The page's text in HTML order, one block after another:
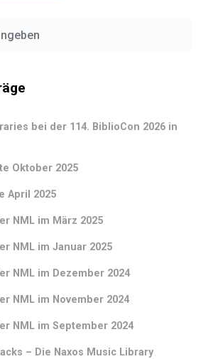
bei der 114. BiblioCon 2026 in
Oktober 2025
April 2025
NML im März 2025
NML im Januar 2025
NML im Dezember 2024
NML im November 2024
NML im September 2024
– Die Naxos Music Library